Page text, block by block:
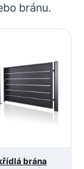
bránu.
brána